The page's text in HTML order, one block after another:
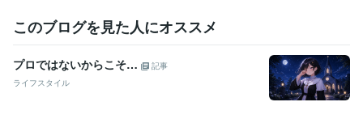
うつ 人間関係 仕事
住まい・美容・生活相談 替え歌、川柳、エッセー、その他
このブログを見た人にオススメ
プロではないからこそ…
記事
ライフスタイル